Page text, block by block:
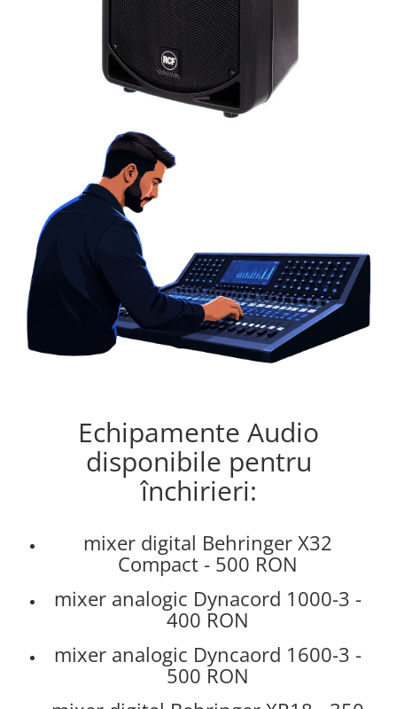
Protectii antifonice pentru urechi
Recordere de studio
Recordere portabile
Subwoofere de studio
Tratament acustic
Lumini si efecte
Accesorii pentru lumini
Bare Led
Cabluri de Alimentare
Case-uri de lumini
Comenzi si controllere
Ecrane LED
Efecte de lumini
Mixere DMX
Moving Head-uri
Par Led si Pinspot
Stative si schela lumini
Instrumente Muzicale
Chitare si bass
Instrumente de percutie
Echipamente Audio
disponibile pentru
închirieri:
mixer digital Behringer X32
Compact - 500 RON
mixer analogic Dynacord 1000-3 -
400 RON
mixer analogic Dyncaord 1600-3 -
500 RON